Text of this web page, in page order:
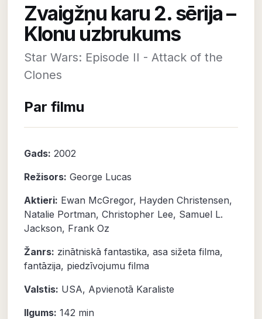
Zvaigžņu karu 2. sērija –
Klonu uzbrukums
Star Wars: Episode II - Attack of the
Clones
Par filmu
Gads: 2002
Režisors: George Lucas
Aktieri: Ewan McGregor, Hayden Christensen,
Natalie Portman, Christopher Lee, Samuel L.
Jackson, Frank Oz
Žanrs: zinātniskā fantastika, asa sižeta filma,
fantāzija, piedzīvojumu filma
Valstis: USA, Apvienotā Karaliste
Ilgums: 142 min